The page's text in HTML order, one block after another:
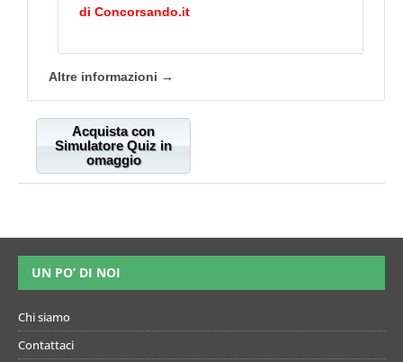
di Concorsando.it
Altre informazioni →
Acquista con
Simulatore Quiz in
omaggio
UN PO’ DI NOI
Chi siamo
Contattaci